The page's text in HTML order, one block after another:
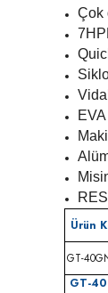
Çok
Ürün
GT-
GT-